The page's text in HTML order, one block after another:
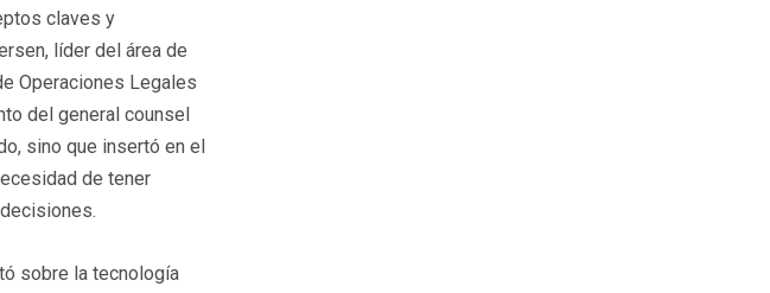
claves y
líder del área de
Operaciones Legales
del general counsel
sino que insertó en el
de tener
sobre la tecnología